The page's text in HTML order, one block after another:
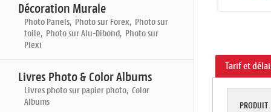
Décoration Murale
Photo Panels, Photo sur Forex, Photo sur
toile, Photo sur Alu-Dibond, Photo sur
Plexi
Livres Photo & Color Albums
Livres photo sur papier photo, Color
Albums
Tarif et
PRODUIT